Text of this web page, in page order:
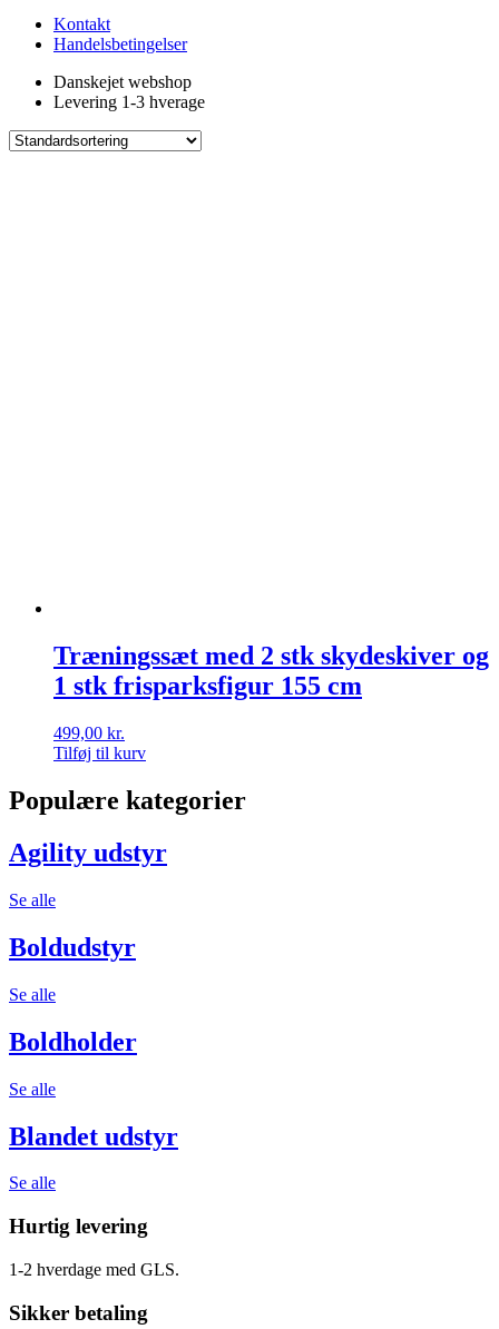
Kontakt
Handelsbetingelser
Danskejet webshop
Levering 1-3 hverage
Træningssæt med 2 stk skydeskiver og
1 stk frisparksfigur 155 cm
499,00 kr.
Tilføj til kurv
Populære kategorier
Agility udstyr
Se alle
Boldudstyr
Se alle
Boldholder
Se alle
Blandet udstyr
Se alle
Hurtig levering
1-2 hverdage med GLS.
Sikker betaling